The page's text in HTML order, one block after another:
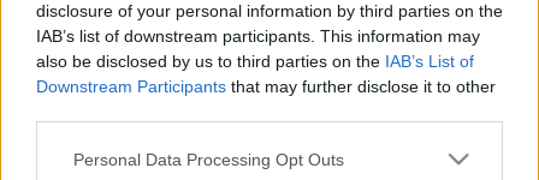
disclosure of your personal information by third parties on the
IAB’s list of downstream participants. This information may
also be disclosed by us to third parties on the IAB’s List of
Downstream Participants that may further disclose it to other
Please note that this website/app uses one or more Google
Personal Data Processing Opt Outs
Μερικές ημέρες μετά τοΠάσχα, θα
καταβληθούν οισυντάξεις Μαΐου 2025, όπως
προκύπτει από τις επίσημες ανακοινώσεις.
Συντάξεις Μαΐου: Πότε η καταβολή